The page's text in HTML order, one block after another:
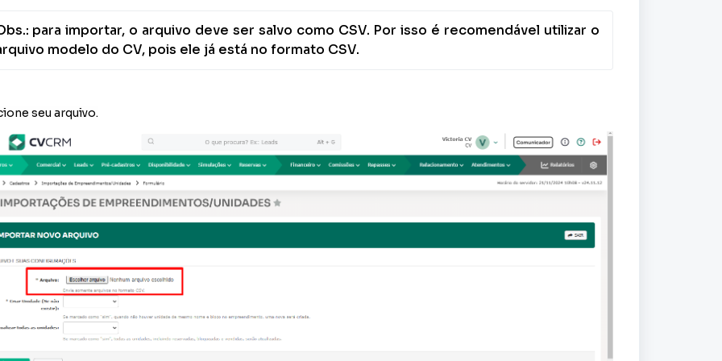
para importar, o arquivo deve ser salvo como CSV. Por isso é recomendável utilizar o
modelo do CV, pois ele já está no formato CSV.
seu arquivo.